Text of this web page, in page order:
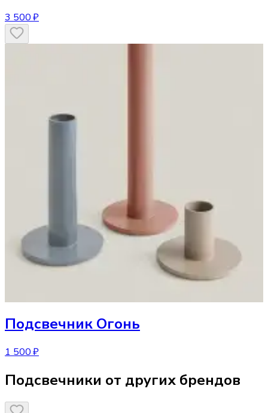
3 500 ₽
Подсвечник Огонь
1 500 ₽
Подсвечники от других брендов